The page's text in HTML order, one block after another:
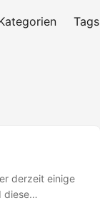
Tags
derzeit einige
diese